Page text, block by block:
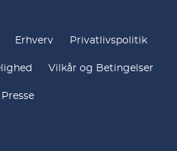
Erhverv Privatlivspolitik
Vilkår og Betingelser
Presse